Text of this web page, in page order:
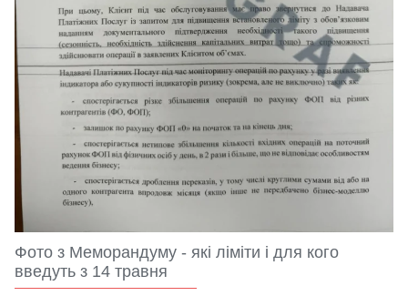
Фото з Меморандуму - які ліміти і для кого
введуть з 14 травня